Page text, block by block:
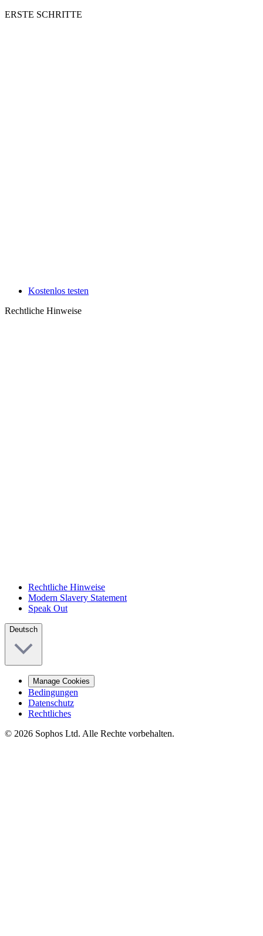
ERSTE SCHRITTE
Kostenlos testen
Rechtliche Hinweise
Rechtliche Hinweise
Modern Slavery Statement
Speak Out
Deutsch
Manage Cookies
Bedingungen
Datenschutz
Rechtliches
© 2026 Sophos Ltd. Alle Rechte vorbehalten.